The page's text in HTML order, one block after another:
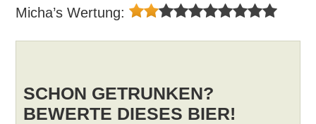
Micha’s Wertung:
SCHON GETRUNKEN?
BEWERTE DIESES BIER!